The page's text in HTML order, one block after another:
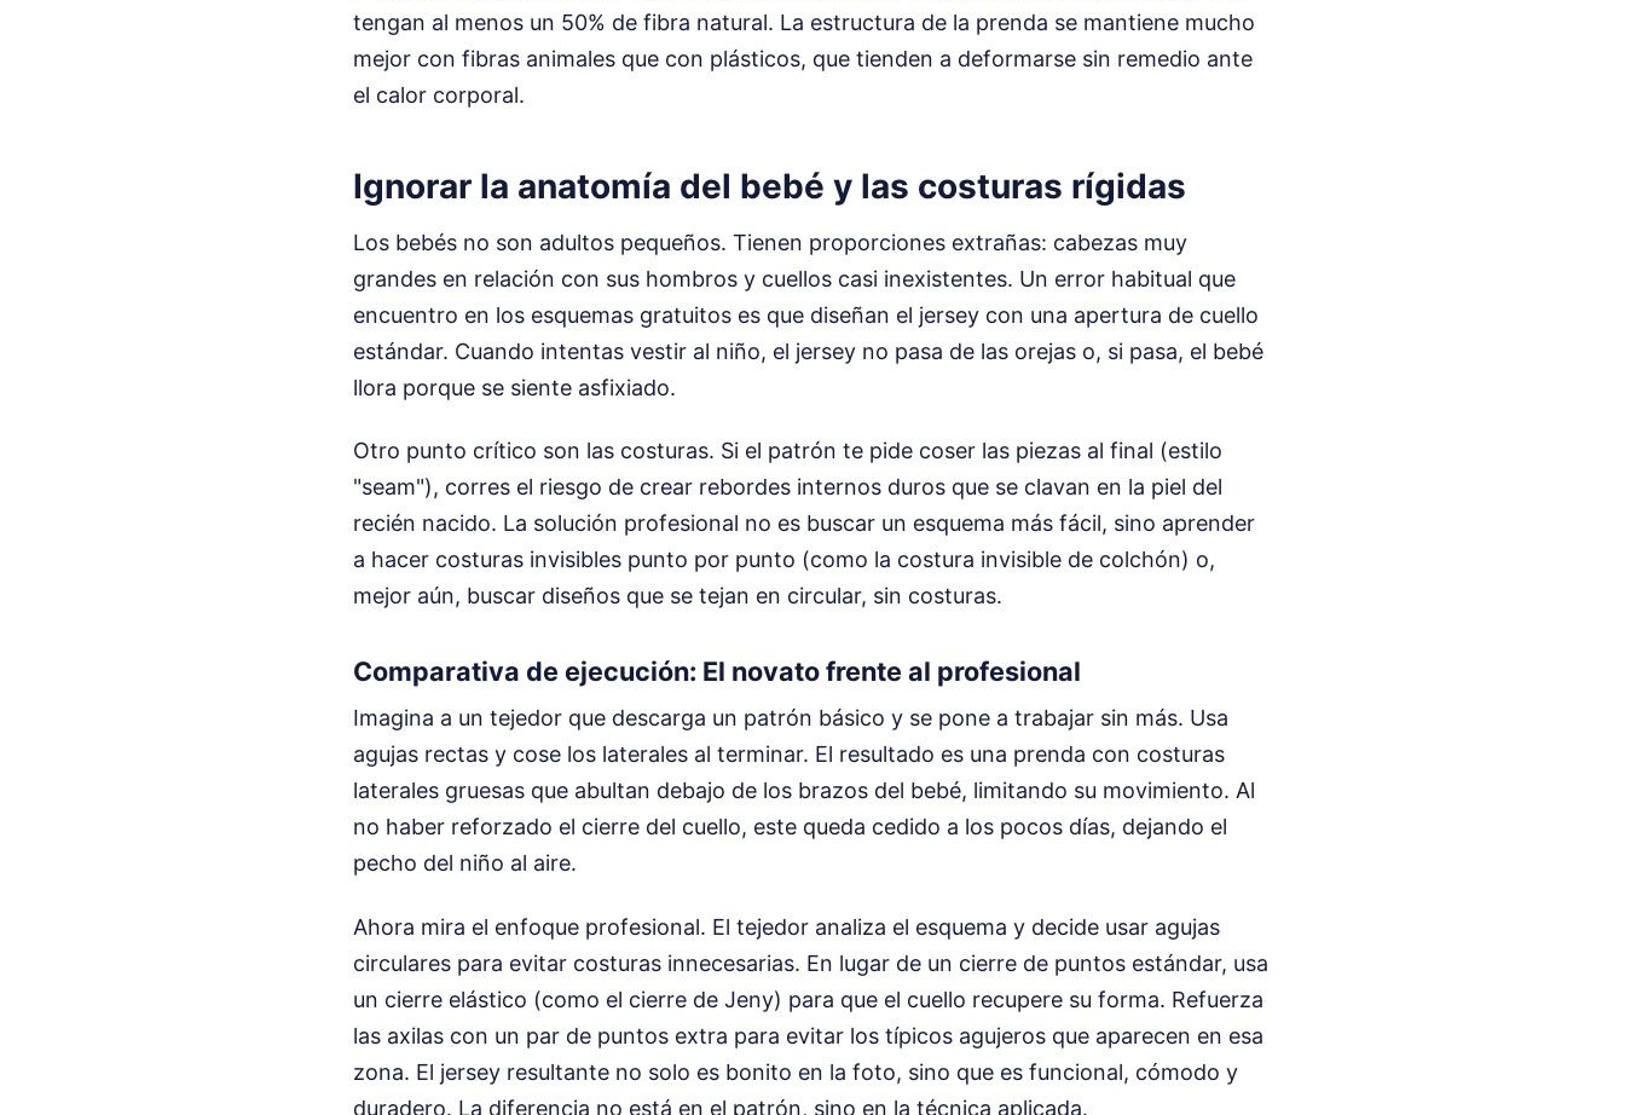
tengan al menos un 50% de fibra natural. La estructura de la prenda se mantiene mucho
mejor con fibras animales que con plásticos, que tienden a deformarse sin remedio ante
el calor corporal.
Ignorar la anatomía del bebé y las costuras rígidas
Los bebés no son adultos pequeños. Tienen proporciones extrañas: cabezas muy
grandes en relación con sus hombros y cuellos casi inexistentes. Un error habitual que
encuentro en los esquemas gratuitos es que diseñan el jersey con una apertura de cuello
estándar. Cuando intentas vestir al niño, el jersey no pasa de las orejas o, si pasa, el bebé
llora porque se siente asfixiado.
Otro punto crítico son las costuras. Si el patrón te pide coser las piezas al final (estilo
"seam"), corres el riesgo de crear rebordes internos duros que se clavan en la piel del
recién nacido. La solución profesional no es buscar un esquema más fácil, sino aprender
a hacer costuras invisibles punto por punto (como la costura invisible de colchón) o,
mejor aún, buscar diseños que se tejan en circular, sin costuras.
Comparativa de ejecución: El novato frente al profesional
Imagina a un tejedor que descarga un patrón básico y se pone a trabajar sin más. Usa
agujas rectas y cose los laterales al terminar. El resultado es una prenda con costuras
laterales gruesas que abultan debajo de los brazos del bebé, limitando su movimiento. Al
no haber reforzado el cierre del cuello, este queda cedido a los pocos días, dejando el
pecho del niño al aire.
Ahora mira el enfoque profesional. El tejedor analiza el esquema y decide usar agujas
circulares para evitar costuras innecesarias. En lugar de un cierre de puntos estándar, usa
un cierre elástico (como el cierre de Jeny) para que el cuello recupere su forma. Refuerza
las axilas con un par de puntos extra para evitar los típicos agujeros que aparecen en esa
zona. El jersey resultante no solo es bonito en la foto, sino que es funcional, cómodo y
duradero. La diferencia no está en el patrón, sino en la técnica aplicada.